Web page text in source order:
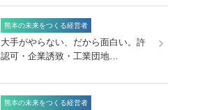
熊本の未来をつくる経営者
大手がやらない、だから面白い。許
認可・企業誘致・工業団地…
熊本の未来をつくる経営者